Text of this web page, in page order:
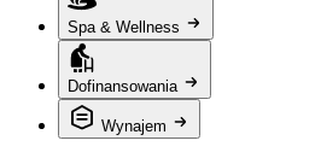
Spa & Wellness
Dofinansowania
Wynajem